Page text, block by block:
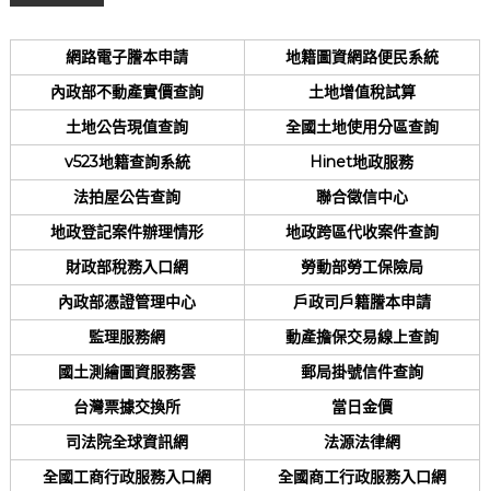
網路電子謄本申請
地籍圖資網路便民系統
內政部不動產實價查詢
土地增值稅試算
土地公告現值查詢
全國土地使用分區查詢
v523地籍查詢系統
Hinet地政服務
法拍屋公告查詢
聯合徵信中心
地政登記案件辦理情形
地政跨區代收案件查詢
財政部稅務入口網
勞動部勞工保險局
內政部憑證管理中心
戶政司戶籍謄本申請
監理服務網
動產擔保交易線上查詢
國土測繪圖資服務雲
郵局掛號信件查詢
台灣票據交換所
當日金價
司法院全球資訊網
法源法律網
全國工商行政服務入口網
全國商工行政服務入口網